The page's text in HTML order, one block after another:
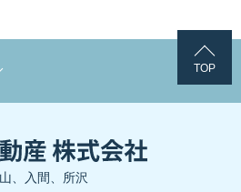
TOP
、入間、所沢